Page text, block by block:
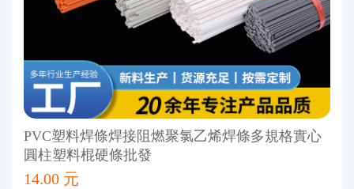
PVC塑料焊條焊接阻燃聚氯乙烯焊條多規格實心
圓柱塑料棍硬條批發
14.00 元